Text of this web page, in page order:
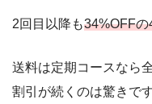
2回目以降も34%OFFの
送料は定期コースなら
割引が続くのは驚きです